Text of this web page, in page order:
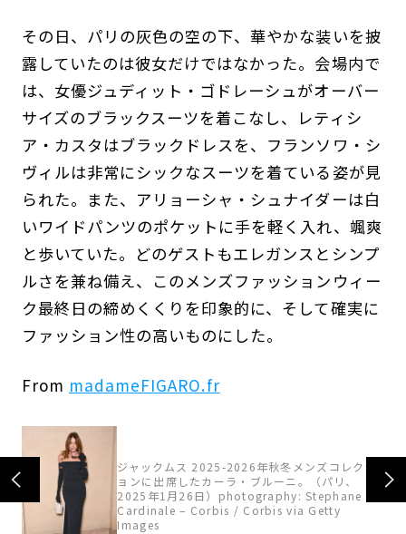
その日、パリの灰色の空の下、華やかな装いを披
露していたのは彼女だけではなかった。会場内で
は、女優ジュディット・ゴドレーシュがオーバー
サイズのブラックスーツを着こなし、レティシ
ア・カスタはブラックドレスを、フランソワ・シ
ヴィルは非常にシックなスーツを着ている姿が見
られた。また、アリョーシャ・シュナイダーは白
いワイドパンツのポケットに手を軽く入れ、颯爽
と歩いていた。どのゲストもエレガンスとシンプ
ルさを兼ね備え、このメンズファッションウィー
ク最終日の締めくくりを印象的に、そして確実に
ファッション性の高いものにした。
From madameFIGARO.fr
シ
ジャックムス 2025-2026年秋冬メンズコレクシ
ョンに出席したカーラ・ブルーニ。（パリ、
2025年1月26日）photography: Stephane
Cardinale – Corbis / Corbis via Getty
Images